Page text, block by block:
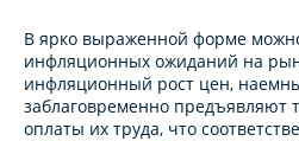
В ярко выраженной форме
инфляционных ожиданий на
инфляционный рост цен,
заблаговременно предъявляют
оплаты их труда, что